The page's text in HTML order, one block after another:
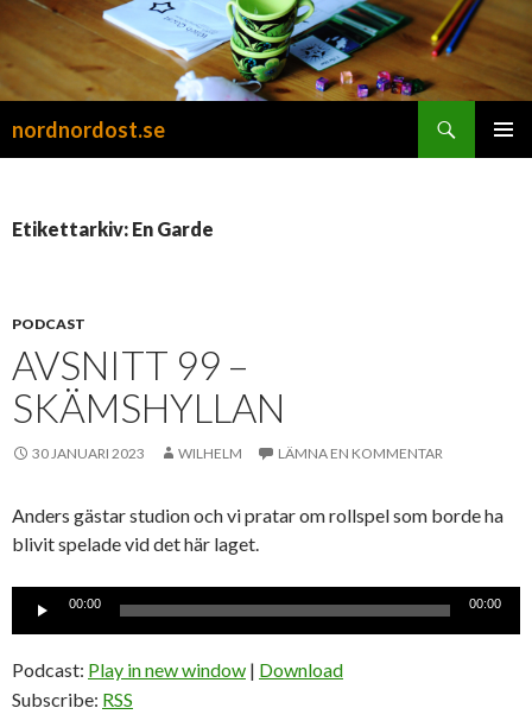
nordnordost.se
Etikettarkiv: En Garde
PODCAST
AVSNITT 99 –
SKÄMSHYLLAN
30 JANUARI 2023 WILHELM LÄMNA EN KOMMENTAR
Anders gästar studion och vi pratar om rollspel som borde ha
blivit spelade vid det här laget.
Ljudspelare
00:00 00:00
Podcast: Play in new window | Download
Subscribe: RSS